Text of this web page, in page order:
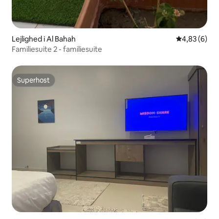
Lejlighed i Al Bahah 4,83 ud af 5
4,83 (6)
Familiesuite 2 - familiesuite
Superhost
Superhost